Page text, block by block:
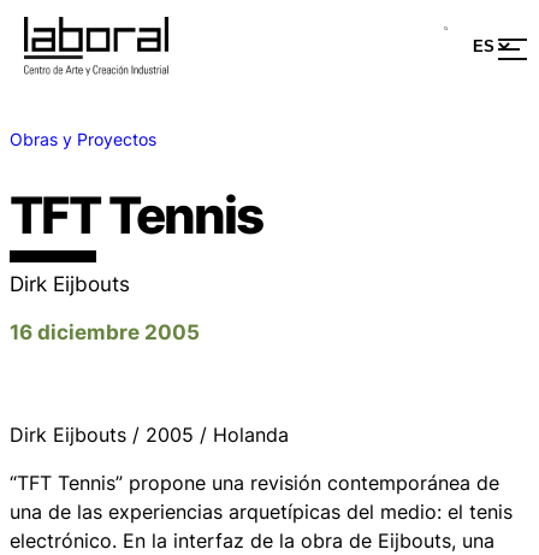
Obras y Proyectos
TFT Tennis
Dirk Eijbouts
16 diciembre 2005
Dirk Eijbouts / 2005 / Holanda
“TFT Tennis” propone una revisión contemporánea de
una de las experiencias arquetípicas del medio: el tenis
electrónico. En la interfaz de la obra de Eijbouts, una